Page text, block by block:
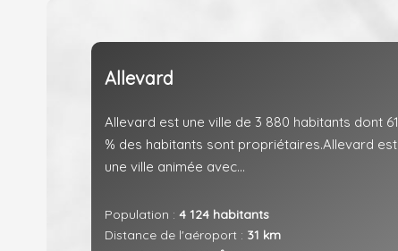
Allevard
Allevard est une ville de 3 880 habitants dont 61
% des habitants sont propriétaires.Allevard est
une ville animée avec...
Population : 4 124 habitants
Distance de l'aéroport : 31 km